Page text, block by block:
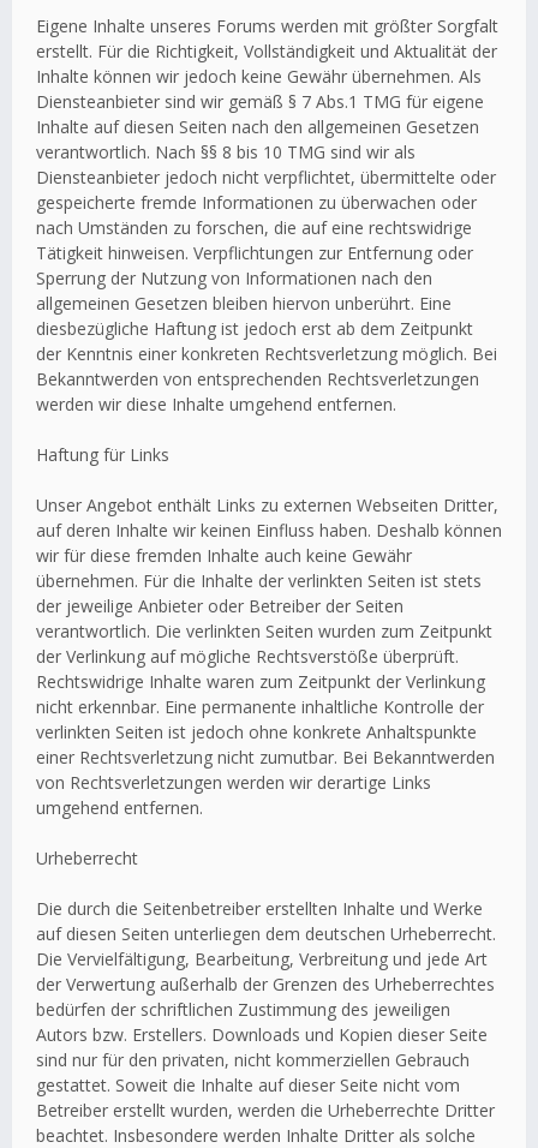
Eigene Inhalte unseres Forums werden mit größter Sorgfalt
erstellt. Für die Richtigkeit, Vollständigkeit und Aktualität der
Inhalte können wir jedoch keine Gewähr übernehmen. Als
Diensteanbieter sind wir gemäß § 7 Abs.1 TMG für eigene
Inhalte auf diesen Seiten nach den allgemeinen Gesetzen
verantwortlich. Nach §§ 8 bis 10 TMG sind wir als
Diensteanbieter jedoch nicht verpflichtet, übermittelte oder
gespeicherte fremde Informationen zu überwachen oder
nach Umständen zu forschen, die auf eine rechtswidrige
Tätigkeit hinweisen. Verpflichtungen zur Entfernung oder
Sperrung der Nutzung von Informationen nach den
allgemeinen Gesetzen bleiben hiervon unberührt. Eine
diesbezügliche Haftung ist jedoch erst ab dem Zeitpunkt
der Kenntnis einer konkreten Rechtsverletzung möglich. Bei
Bekanntwerden von entsprechenden Rechtsverletzungen
werden wir diese Inhalte umgehend entfernen.
Haftung für Links
Unser Angebot enthält Links zu externen Webseiten Dritter,
auf deren Inhalte wir keinen Einfluss haben. Deshalb können
wir für diese fremden Inhalte auch keine Gewähr
übernehmen. Für die Inhalte der verlinkten Seiten ist stets
der jeweilige Anbieter oder Betreiber der Seiten
verantwortlich. Die verlinkten Seiten wurden zum Zeitpunkt
der Verlinkung auf mögliche Rechtsverstöße überprüft.
Rechtswidrige Inhalte waren zum Zeitpunkt der Verlinkung
nicht erkennbar. Eine permanente inhaltliche Kontrolle der
verlinkten Seiten ist jedoch ohne konkrete Anhaltspunkte
einer Rechtsverletzung nicht zumutbar. Bei Bekanntwerden
von Rechtsverletzungen werden wir derartige Links
umgehend entfernen.
Urheberrecht
Die durch die Seitenbetreiber erstellten Inhalte und Werke
auf diesen Seiten unterliegen dem deutschen Urheberrecht.
Die Vervielfältigung, Bearbeitung, Verbreitung und jede Art
der Verwertung außerhalb der Grenzen des Urheberrechtes
bedürfen der schriftlichen Zustimmung des jeweiligen
Autors bzw. Erstellers. Downloads und Kopien dieser Seite
sind nur für den privaten, nicht kommerziellen Gebrauch
gestattet. Soweit die Inhalte auf dieser Seite nicht vom
Betreiber erstellt wurden, werden die Urheberrechte Dritter
beachtet. Insbesondere werden Inhalte Dritter als solche